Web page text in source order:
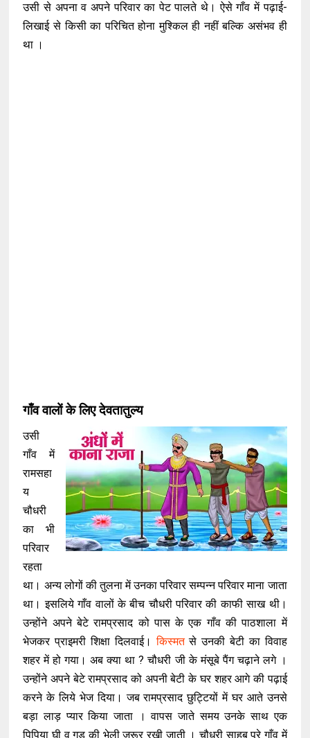
उसी से अपना व अपने परिवार का पेट पालते थे। ऐसे गाँव में पढ़ाई-
लिखाई से किसी का परिचित होना मुश्किल ही नहीं बल्कि असंभव ही
था ।
गाँव वालों के लिए देवतातुल्य
उसी
गाँव में
रामसहा
य
चौधरी
का भी
परिवार
रहता
था। अन्य लोगों की तुलना में उनका परिवार सम्पन्न परिवार माना जाता
था। इसलिये गाँव वालों के बीच चौधरी परिवार की काफी साख थी।
उन्होंने अपने बेटे रामप्रसाद को पास के एक गाँव की पाठशाला में
भेजकर प्राइमरी शिक्षा दिलवाई।किस्मतसे उनकी बेटी का विवाह
शहर में हो गया। अब क्या था ? चौधरी जी के मंसूबे पैंग चढ़ाने लगे ।
उन्होंने अपने बेटे रामप्रसाद को अपनी बेटी के घर शहर आगे की पढ़ाई
करने के लिये भेज दिया। जब रामप्रसाद छुट्टियों में घर आते उनसे
बड़ा लाड़ प्यार किया जाता । वापस जाते समय उनके साथ एक
पिपिया घी व गुड़ की भेली जरूर रखी जाती । चौधरी साहब पूरे गाँव में